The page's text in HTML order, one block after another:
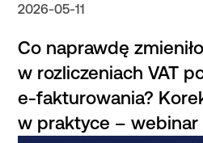
2026-05-11
Co naprawdę
w rozliczeniach VAT
e-fakturowania?
w praktyce – webinar